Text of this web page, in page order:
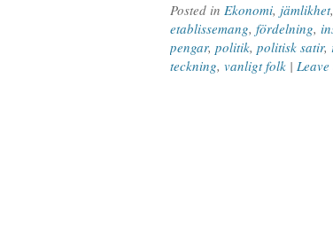
Posted in Ekonomi, jämlikhet,
etablissemang, fördelning,
pengar, politik, politisk satir,
teckning, vanligt folk | Leave